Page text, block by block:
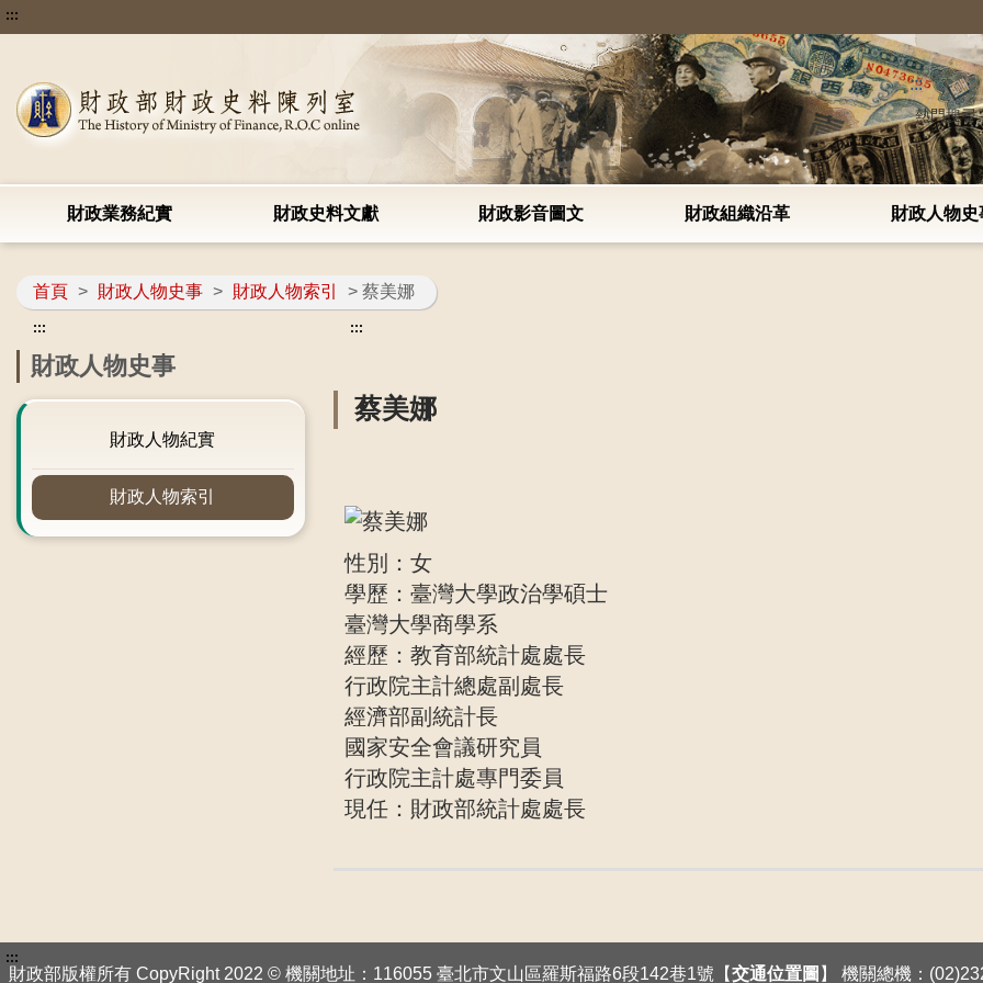
:::
:::
熱門搜尋
財政業務紀實 財政史料文獻 財政影音圖文 財政組織沿革 財政人物史
首頁 > 財政人物史事 > 財政人物索引 > 蔡美娜
:::
財政人物史事
財政人物紀實
財政人物索引
:::
蔡美娜
性別：女
學歷：臺灣大學政治學碩士
臺灣大學商學系
經歷：教育部統計處處長
行政院主計總處副處長
經濟部副統計長
國家安全會議研究員
行政院主計處專門委員
現任：財政部統計處處長
:::
財政部版權所有 CopyRight 2022 © 機關地址：116055 臺北市文山區羅斯福路6段142巷1號【交通位置圖 】 機關總機：